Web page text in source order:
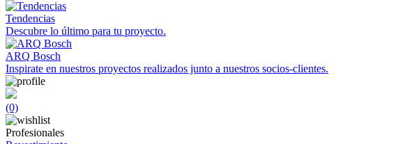
Tendencias
Descubre lo último para tu proyecto.
ARQ Bosch
Inspirate en nuestros proyectos realizados junto a nuestros socios-clientes.
(0)
Profesionales